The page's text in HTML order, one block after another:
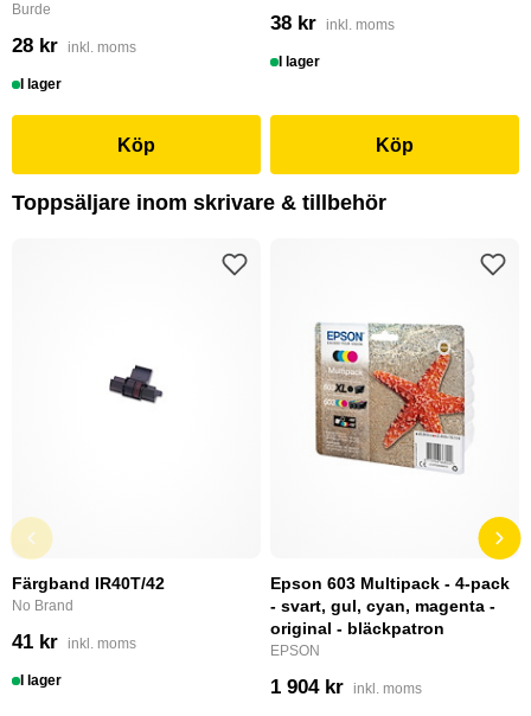
Burde
28 kr inkl. moms
I lager
Köp
38 kr inkl. moms
I lager
Köp
Toppsäljare inom skrivare & tillbehör
Färgband IR40T/42
No Brand
41 kr inkl. moms
I lager
Epson 603 Multipack - 4-pack
- svart, gul, cyan, magenta -
original - bläckpatron
EPSON
1 904 kr inkl. moms